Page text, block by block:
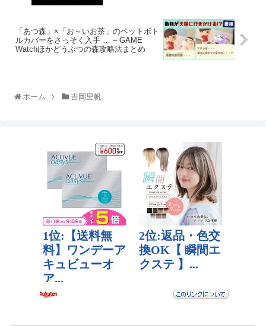
「あつ森」×「お～いお茶」のペットボト
ルカバーをさっそく入手 … – GAME
Watchほかどうぶつの森攻略法まとめ
ホーム 吉岡里帆